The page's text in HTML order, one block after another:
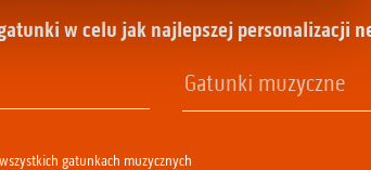
w celu jak najlepszej personalizacji
gatunkach muzycznych